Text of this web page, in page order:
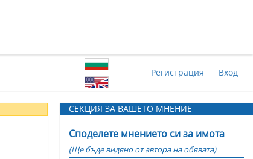
Регистрация Вход
СЕКЦИЯ ЗА ВАШЕТО МНЕНИЕ
Споделете мнението си за имота
(Ще бъде видяно от автора на обявата)